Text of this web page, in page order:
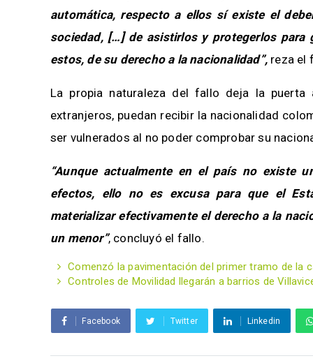
automática, respecto a ellos sí existe el
sociedad, […] de asistirlos y protegerlos para
estos, de su derecho a la nacionalidad”, reza el
La propia naturaleza del fallo deja la puerta
extranjeros, puedan recibir la nacionalidad
ser vulnerados al no poder comprobar su
“Aunque actualmente en el país no existe
efectos, ello no es excusa para que el
materializar efectivamente el derecho a la
un menor”, concluyó el fallo.
Comenzó la pavimentación del primer tramo de la
Controles de Movilidad llegarán a barrios de
Facebook Twitter Linkedin